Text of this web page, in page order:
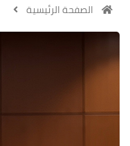
الصفحة الرئيسية